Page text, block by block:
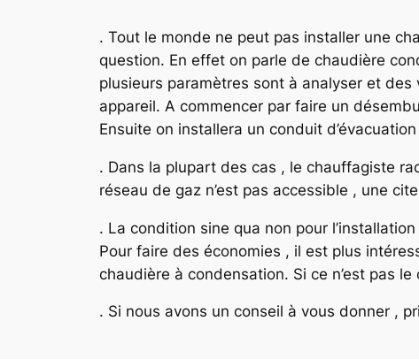
. Tout le monde ne peut pas installer une
question. En effet on parle de chaudière
plusieurs paramètres sont à analyser et
appareil. A commencer par faire un
Ensuite on installera un conduit
. Dans la plupart des cas , le chauffagiste
réseau de gaz n’est pas accessible , une
. La condition sine qua non pour
Pour faire des économies , il est plus
chaudière à condensation. Si ce n’est pas
. Si nous avons un conseil à vous donner ,